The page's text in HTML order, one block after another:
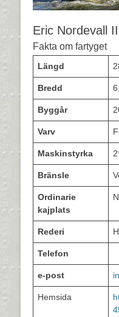
Eric Nordevall II
Fakta om fartyget
Längd
Bredd
Byggår
Varv
Maskinstyrka
Bränsle
Ordinarie
kajplats
Rederi
Telefon
e-post
Hemsida